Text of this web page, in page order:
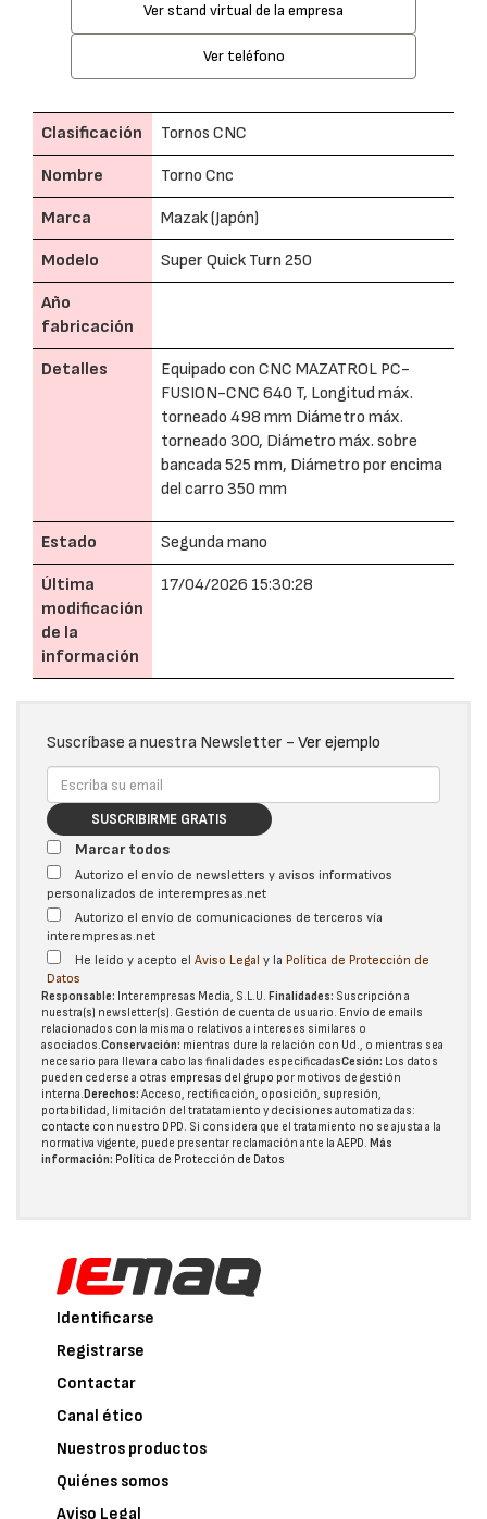
Ver stand virtual de la empresa
Ver teléfono
Clasificación Tornos CNC
Nombre Torno Cnc
Marca Mazak (Japón)
Modelo Super Quick Turn 250
Año
fabricación
Detalles
Equipado con CNC MAZATROL PC-
FUSION-CNC 640 T, Longitud máx.
torneado 498 mm Diámetro máx.
torneado 300, Diámetro máx. sobre
bancada 525 mm, Diámetro por encima
del carro 350 mm
Estado Segunda mano
Última
modificación
de la
información
17/04/2026 15:30:28
Suscríbase a nuestra Newsletter - Ver ejemplo
SUSCRIBIRME GRATIS
Marcar todos
Autorizo el envío de newsletters y avisos informativos
personalizados de interempresas.net
Autorizo el envío de comunicaciones de terceros vía
interempresas.net
He leído y acepto el Aviso Legal y la Política de Protección de
Datos
Responsable: Interempresas Media, S.L.U. Finalidades: Suscripción a
nuestra(s) newsletter(s). Gestión de cuenta de usuario. Envío de emails
relacionados con la misma o relativos a intereses similares o
asociados.Conservación: mientras dure la relación con Ud., o mientras sea
necesario para llevar a cabo las finalidades especificadasCesión: Los datos
pueden cederse a otras empresas del grupo por motivos de gestión
interna.Derechos: Acceso, rectificación, oposición, supresión,
portabilidad, limitación del tratatamiento y decisiones automatizadas:
contacte con nuestro DPD. Si considera que el tratamiento no se ajusta a la
normativa vigente, puede presentar reclamación ante la AEPD. Más
información: Política de Protección de Datos
Identificarse
Registrarse
Contactar
Canal ético
Nuestros productos
Quiénes somos
Aviso Legal